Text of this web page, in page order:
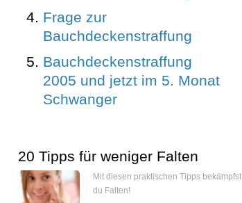
Frage zur
Bauchdeckenstraffung
Bauchdeckenstraffung
2005 und jetzt im 5. Monat
Schwanger
20 Tipps für weniger Falten
Mit diesen praktischen Tipps bekämpfst
du Falten!